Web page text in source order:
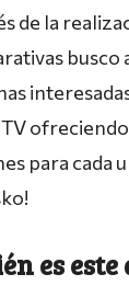
de la
busco
para cada
es